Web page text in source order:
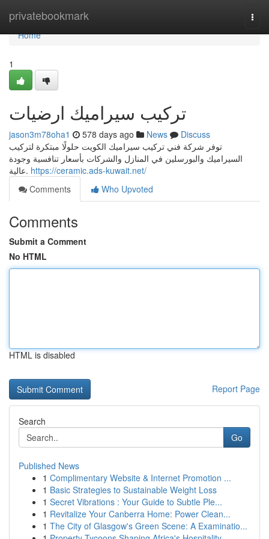
privatebookmark
Home
Home
1
تركيب سيراميك ارضيات
jason3m78oha1 578 days ago News
Discuss
توفر شركة فني تركيب سيراميك الكويت حلولًا مبتكرة لتركيب
السيراميك والبورسلين في المنازل والشركات بأسعار تنافسية وجودة
عالية. https://ceramic.ads-kuwait.net/
Comments
Who Upvoted
Comments
Submit a Comment
No HTML
HTML is disabled
Report Page
Search
Go
Published News
1 Complimentary Website & Internet Promotion ...
1 Basic Strategies to Sustainable Weight Loss
1 Secret Vibrations : Your Guide to Subtle Ple...
1 Revitalize Your Canberra Home: Power Clean...
1 The City of Glasgow's Green Scene: A Examinatio...